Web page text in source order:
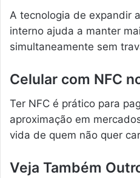
A tecnologia de expandir
interno ajuda a manter
simultaneamente sem
Celular com NFC
Ter NFC é prático para
aproximação em
vida de quem não quer
Veja Também